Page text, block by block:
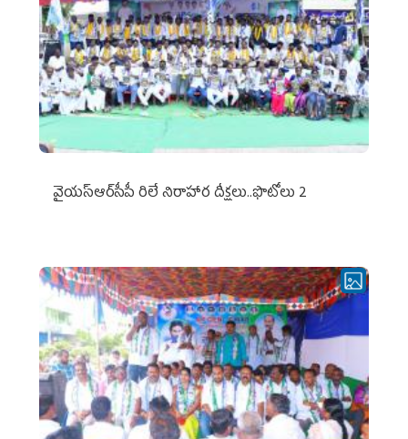
వైయ‌స్ఆర్‌సీపీ రిలే నిరాహార దీక్షలు..ఫొటోలు 2